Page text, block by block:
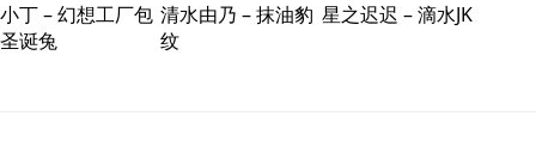
小丁 – 幻想工厂包
圣诞兔
清水由乃 – 抹油豹
纹
星之迟迟 – 滴水JK